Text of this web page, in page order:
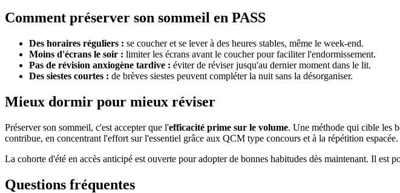
Comment préserver son sommeil en PASS
Des horaires réguliers : se coucher et se lever à des heures stables, même le week-end.
Moins d'écrans le soir : limiter les écrans avant le coucher pour faciliter l'endormissement.
Pas de révision anxiogène tardive : éviter de réviser jusqu'au dernier moment dans le lit.
Des siestes courtes : de brèves siestes peuvent compléter la nuit sans la désorganiser.
Mieux dormir pour mieux réviser
Préserver son sommeil, c'est accepter que l'efficacité prime sur le volume. Une méthode qui cible les
contribue, en concentrant l'effort sur l'essentiel grâce aux QCM type concours et à la répétition espacée.
La cohorte d'été en accès anticipé est ouverte pour adopter de bonnes habitudes dès maintenant. Il est
Questions fréquentes